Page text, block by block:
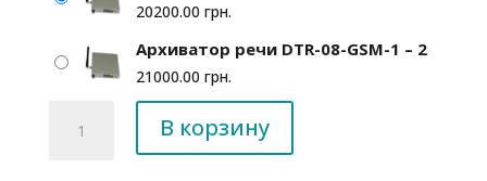
20200.00 грн.
Архиватор речи DTR-08-GSM-1 – 2
21000.00 грн.
товара
В корзину